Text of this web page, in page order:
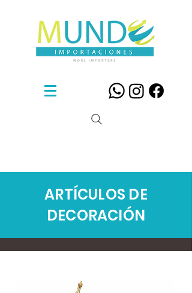
ARTÍCULOS DE
DECORACIÓN